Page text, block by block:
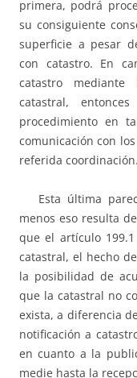
primera, podrá
su consiguiente
superficie a pesar
con catastro. En
catastro
catastral,
procedimiento en
comunicación con
referida coordinación.
Esta última
menos eso resulta
que el artículo
catastral, el hecho
la posibilidad de
que la catastral no
exista, a diferencia
notificación a
en cuanto a la
medie hasta la